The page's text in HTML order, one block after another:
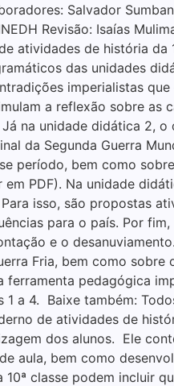
Salvador
Revisão: Isaías
atividades de história da
das unidades
imperialistas
a reflexão sobre as
na unidade didática 2, o
da Segunda Guerra
período, bem como
PDF). Na unidade
isso, são propostas
para o país. Por fim,
e o
Fria, bem como sobre
ferramenta pedagógica
a 4. Baixe também:
de atividades de
dos alunos. Ele
aula, bem como
classe podem incluir